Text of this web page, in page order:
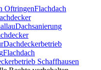
OftringenFlachdach
Dachsanierung
Dachdeckerbetrieb
Flachdach
Schaffhausen